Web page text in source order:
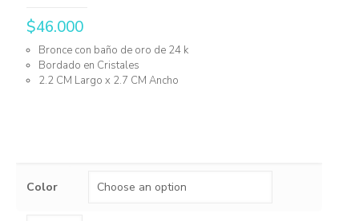
$46.000
Bronce con baño de oro de 24 k
Bordado en Cristales
2.2 CM Largo x 2.7 CM Ancho
Color